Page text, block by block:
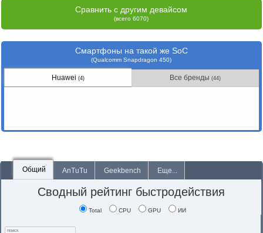
Сравнить с другим девайсом
(всего 6070)
Смартфоны на такой же SoC
(Qualcomm Snapdragon 450)
Huawei (4) Все бренды(44)
Общий AnTuTu Geekbench Еще...
Сводный рейтинг быстродействия
Total CPU GPU ИИ